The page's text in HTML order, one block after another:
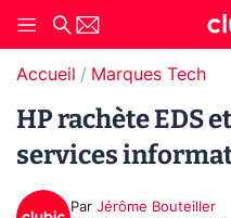
Accueil Marques Tech
HP rachète EDS
services
Par Jérôme Bouteiller